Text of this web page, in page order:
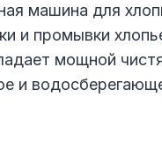
машина для
и промывки
мощной
и